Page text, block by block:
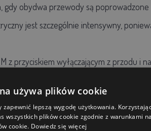
gdy obydwa przewody są
jest szczególnie intensywny,
z przyciskiem wyłączającym z przodu i
kontrolna LED sygnalizuje pracę
w naturalnym zielonym kolorze
używa plików cookie
lepszą wygodę użytkowania.
wszystkich plików cookie zgodnie z warunkami
cookie. Dowiedz się więcej